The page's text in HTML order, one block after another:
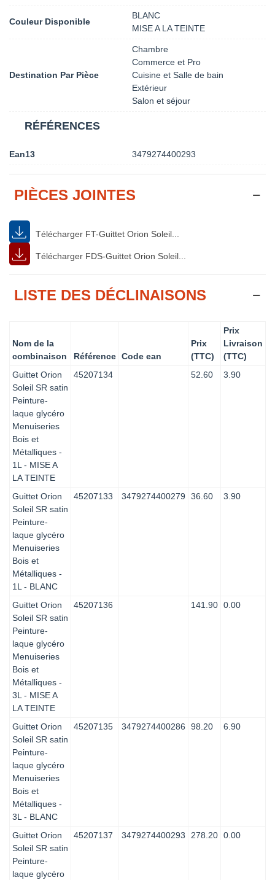
Couleur Disponible
BLANC
MISE A LA TEINTE
Destination Par Pièce
Chambre
Commerce et Pro
Cuisine et Salle de bain
Extérieur
Salon et séjour
RÉFÉRENCES
Ean13 3479274400293
PIÈCES JOINTES
Télécharger FT-Guittet Orion Soleil...
Télécharger FDS-Guittet Orion Soleil...
LISTE DES DÉCLINAISONS
Nom de la
combinaison
Référence Code ean
Prix
(TTC)
Prix
Livraison
(TTC)
Guittet Orion
Soleil SR satin
Peinture-
laque glycéro
Menuiseries
Bois et
Métalliques -
1L - MISE A
LA TEINTE
45207134 52.60 3.90
Guittet Orion
Soleil SR satin
Peinture-
laque glycéro
Menuiseries
Bois et
Métalliques -
1L - BLANC
45207133 3479274400279 36.60 3.90
Guittet Orion
Soleil SR satin
Peinture-
laque glycéro
Menuiseries
Bois et
Métalliques -
3L - MISE A
LA TEINTE
45207136 141.90 0.00
Guittet Orion
Soleil SR satin
Peinture-
laque glycéro
Menuiseries
Bois et
Métalliques -
3L - BLANC
45207135 3479274400286 98.20 6.90
Guittet Orion
Soleil SR satin
Peinture-
laque glycéro
45207137 3479274400293 278.20 0.00